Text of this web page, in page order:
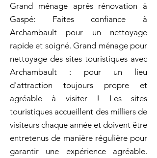
Grand ménage aprés rénovation à
Gaspé: Faites confiance à
Archambault pour un nettoyage
rapide et soigné. Grand ménage pour
nettoyage des sites touristiques avec
Archambault : pour un lieu
d'attraction toujours propre et
agréable à visiter ! Les sites
touristiques accueillent des milliers de
visiteurs chaque année et doivent être
entretenus de manière régulière pour
garantir une expérience agréable.